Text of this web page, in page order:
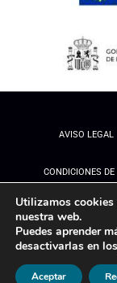
AVISO LEGAL
CONDICIONES
Utilizamos
nuestra web.
Puedes aprender
desactivarlas en los
Aceptar